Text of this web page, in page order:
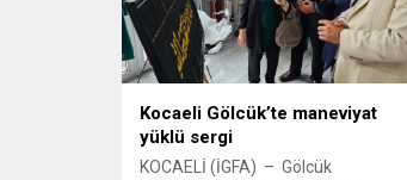
alıyor. Naim Süleymanoğlu Kültür
Merkezi ve Prof. Dr. Necmettin
Erbakan Kültür Merkezi’nde...
Kocaeli Gölcük’te maneviyat
yüklü sergi
KOCAELİ (İGFA) – Gölcük